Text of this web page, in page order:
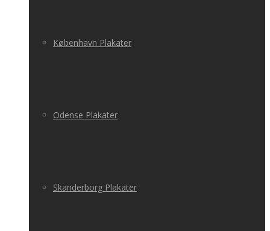
København Plakater
Odense Plakater
Skanderborg Plakater